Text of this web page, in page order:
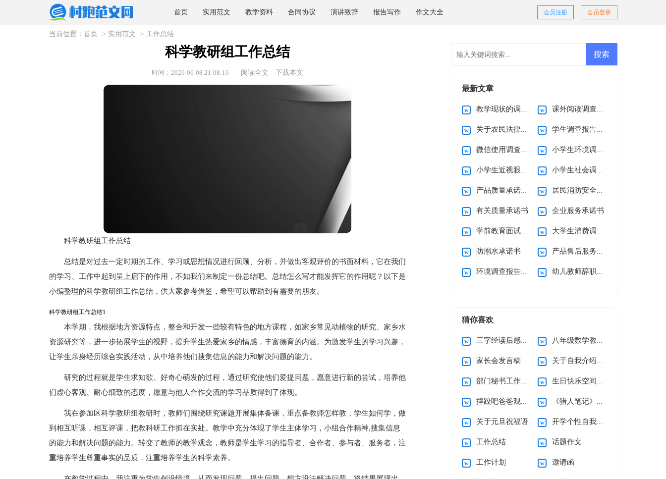
首页 实用范文 教学资料 合同协议 演讲致辞 报告写作 作文大全 会员登录
会员注册
当前位置： 首页 > 实用范文 > 工作总结
科学教研组工作总结
时间：2026-06-08 21:08:16 阅读全文 下载本文
科学教研组工作总结
总结是对过去一定时期的工作、学习或思想情况进行回顾、分析，并做出客观评价的书面材料，它在我们
的学习、工作中起到呈上启下的作用，不如我们来制定一份总结吧。总结怎么写才能发挥它的作用呢？以下是
小编整理的科学教研组工作总结，供大家参考借鉴，希望可以帮助到有需要的朋友。
科学教研组工作总结1
本学期，我根据地方资源特点，整合和开发一些较有特色的地方课程，如家乡常见动植物的研究、家乡水
资源研究等，进一步拓展学生的视野，提升学生热爱家乡的情感，丰富德育的内涵。为激发学生的学习兴趣，
让学生亲身经历综合实践活动，从中培养他们搜集信息的能力和解决问题的能力。
研究的过程就是学生求知欲、好奇心萌发的过程，通过研究使他们爱提问题，愿意进行新的尝试，培养他
们虚心客观、耐心细致的态度，愿意与他人合作交流的学习品质得到了体现。
我在参加区科学教研组教研时，教师们围绕研究课题开展集体备课，重点备教师怎样教，学生如何学，做
到相互听课，相互评课，把教科研工作抓在实处。教学中充分体现了学生主体学习，小组合作精神,搜集信息
的能力和解决问题的能力。转变了教师的教学观念，教师是学生学习的指导者、合作者、参与者、服务者，注
重培养学生尊重事实的品质，注重培养学生的科学素养。
最新文章
教学现状的调查报告 课外阅读调查报告
关于农民法律意识的调查报告 学生调查报告集合15篇
微信使用调查报告 小学生环境调查报告(15篇)
小学生近视眼调查报告10篇 小学生社会调查报告
产品质量承诺书15篇 居民消防安全的承诺书
有关质量承诺书 企业服务承诺书
学前教育面试自我介绍 大学生消费调查报告
防溺水承诺书 产品售后服务承诺书(15篇)
环境调查报告(集合15篇) 幼儿教师辞职信15篇
猜你喜欢
三字经读后感15篇 八年级数学教学工作总结
家长会发言稿 关于自我介绍(集合15篇)
部门秘书工作总结 生日快乐空间留言
摔跤吧爸爸观后感通用15篇 《猎人笔记》读后感
关于元旦祝福语 开学个性自我介绍
工作总结 话题作文
工作计划 邀请函